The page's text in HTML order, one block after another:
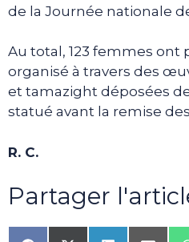
de la Journée nationale
Au total, 123 femmes ont
organisé à travers des
et tamazight déposées
statué avant la remise
R. C.
Partager